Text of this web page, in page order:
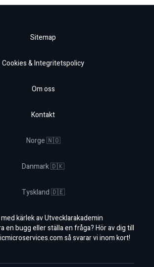
Sitemap
Cookies & Integritetspolicy
Om oss
Kontakt
Norge 🇳🇴
Danmark 🇩🇰
Tyskland 🇩🇪
kärlek av Utvecklarakademin
en bugg eller ställa en fråga? Hör av dig till
så svarar vi inom kort!